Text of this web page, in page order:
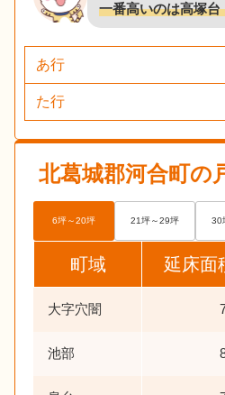
一番高いのは高塚台
あ行
た行
北葛城郡河合町の
6坪～20坪 21坪～29坪 30
町域 延床面
大字穴闇
池部